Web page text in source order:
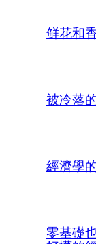
鲜花和
被冷落
經濟學
零基礎